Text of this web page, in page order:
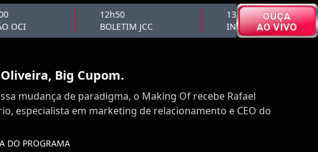
12h50
BOLETIM JCC
13h00
INCLUSIVE
Big Cupom.
mudança de paradigma, o Making Of recebe Rafael
especialista em marketing de relacionamento e CEO do
DO PROGRAMA